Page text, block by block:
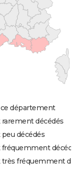
ce département
décédés
décédés
fréquemment
fréquemment